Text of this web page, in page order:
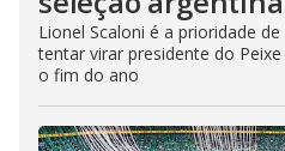
Lionel Scaloni é a prioridade
tentar virar presidente do
o fim do ano